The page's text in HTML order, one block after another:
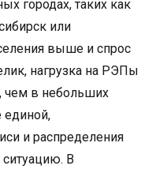
городах, таких как
или
выше и спрос
нагрузка на РЭПы
чем в небольших
единой,
и распределения
ситуацию. В